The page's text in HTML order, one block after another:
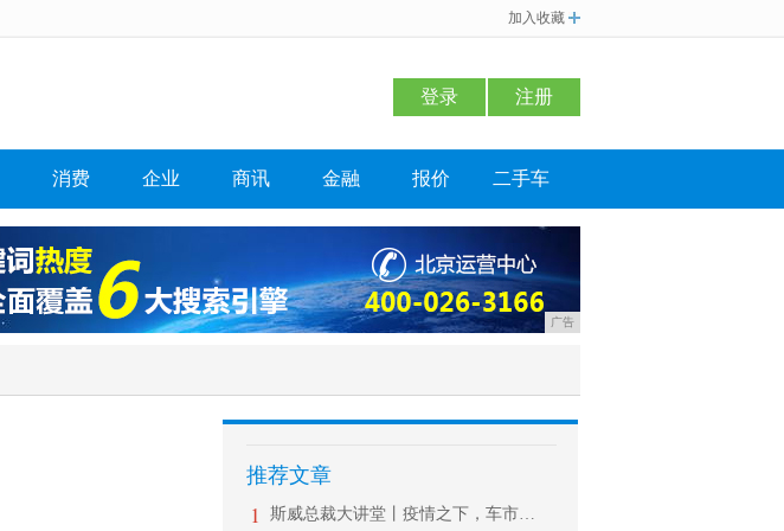
加入收藏
登录 注册
消费 企业 商讯 金融 报价 二手车
广告
推荐文章
1 斯威总裁大讲堂丨疫情之下，车市如何拉